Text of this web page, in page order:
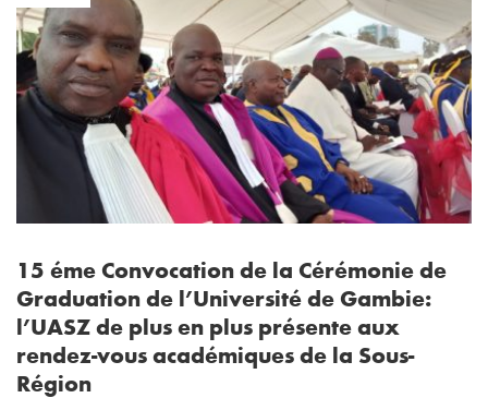
15 éme Convocation de la Cérémonie de
Graduation de l’Université de Gambie:
l’UASZ de plus en plus présente aux
rendez-vous académiques de la Sous-
Région